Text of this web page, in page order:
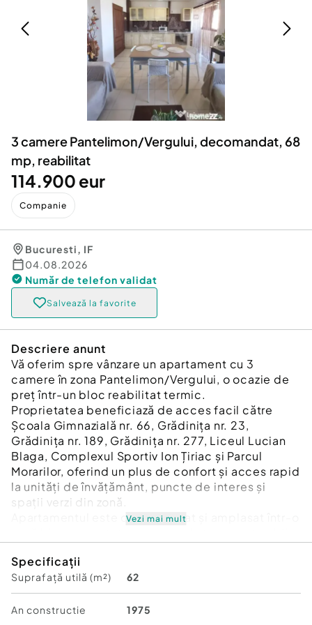
Servicii
Animale de companie
Afaceri și echipamente profesionale
Inchiriere Bunuri si Vehicule
Utilaje agricole si industriale
Piese auto si accesorii
3 camere Pantelimon/Vergului, decomandat, 68
mp, reabilitat
114.900 eur
Companie
Bucuresti, IF
04.08.2026
Număr de telefon validat
Salvează la favorite
Descriere anunt
Vă oferim spre vânzare un apartament cu 3
camere în zona Pantelimon/Vergului, o ocazie de
preț într-un bloc reabilitat termic.
Proprietatea beneficiază de acces facil către
Școala Gimnazială nr. 66, Grădinița nr. 23,
Grădinița nr. 189, Grădinița nr. 277, Liceul Lucian
Blaga, Complexul Sportiv Ion Țiriac și Parcul
Morarilor, oferind un plus de confort și acces rapid
la unități de învățământ, puncte de interes și
spații verzi din zonă.
Apartamentul este decomandat și amplasat într-o
Blocul este construit în anul 1975 și nu este
încadrat în nicio categorie de risc seismic, nefiind
expertizat.
Se află la etajul 9 al unui bloc cu 10 etaje și are o
Vezi mai mult
Specificații
Suprafață utilă (m²) 62
An constructie 1975